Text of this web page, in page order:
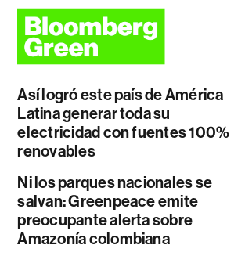
Así logró este país de América
Latina generar toda su
electricidad con fuentes 100%
renovables
Ni los parques nacionales se
salvan: Greenpeace emite
preocupante alerta sobre
Amazonía colombiana